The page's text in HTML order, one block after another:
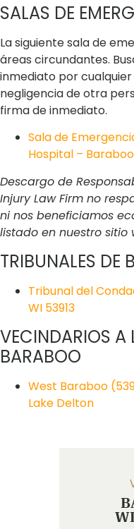
SALAS DE
La siguiente sala de
áreas circundantes.
inmediato por
negligencia de otra
firma de inmediato.
Sala de
Hospital –
Descargo de
Injury Law Firm no
ni nos beneficiamos
listado en nuestro sitio
TRIBUNALES DE
Tribunal del
WI 53913
VECINDARIOS A
BARABOO
West Baraboo
Lake Delton